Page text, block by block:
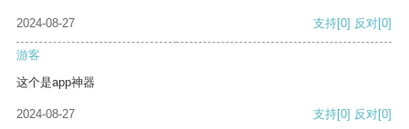
2024-08-27 支持[0] 反对[0]
游客
这个是app神器
2024-08-27 支持[0] 反对[0]